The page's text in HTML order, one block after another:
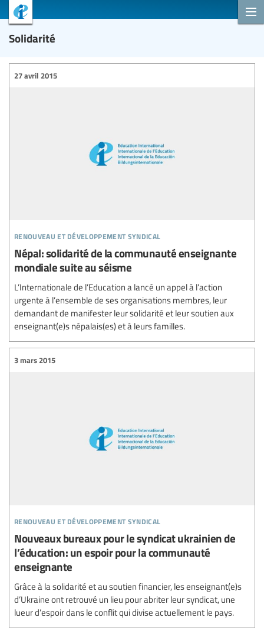
Solidarité
renouveau et développement syndical
27 avril 2015
Népal: solidarité de la communauté enseignante
mondiale suite au séisme
L’Internationale de l’Education a lancé un appel à l’action
urgente à l’ensemble de ses organisations membres, leur
demandant de manifester leur solidarité et leur soutien aux
enseignant(e)s népalais(es) et à leurs familles.
renouveau et développement syndical
3 mars 2015
Nouveaux bureaux pour le syndicat ukrainien de
l’éducation: un espoir pour la communauté
enseignante
Grâce à la solidarité et au soutien financier, les enseignant(e)s
d’Ukraine ont retrouvé un lieu pour abriter leur syndicat, une
lueur d’espoir dans le conflit qui divise actuellement le pays.